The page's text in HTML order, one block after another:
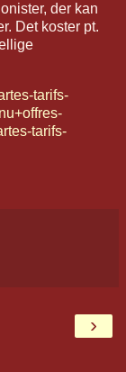
der kan
Det koster pt.
tarifs-
tarifs-
›